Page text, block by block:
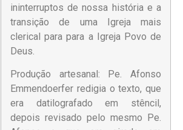
ininterruptos de nossa história e a
transição de uma Igreja mais
clerical para para a Igreja Povo de
Deus.
Produção artesanal: Pe. Afonso
Emmendoerfer redigia o texto, que
era datilografado em stêncil,
depois revisado pelo mesmo Pe.